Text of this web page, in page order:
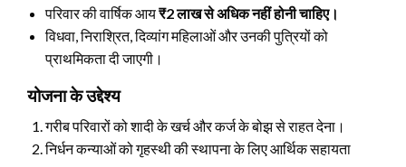
परिवार की वार्षिक आय₹2 लाख से अधिक नहीं होनी चाहिए।
विधवा, निराश्रित, दिव्यांग महिलाओं और उनकी पुत्रियों को
प्राथमिकता दी जाएगी।
योजना के उद्देश्य
गरीब परिवारों को शादी के खर्च और कर्ज के बोझ से राहत देना।
निर्धन कन्याओं को गृहस्थी की स्थापना के लिए आर्थिक सहायता